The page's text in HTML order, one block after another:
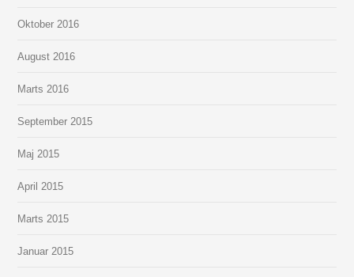
Oktober 2016
August 2016
Marts 2016
September 2015
Maj 2015
April 2015
Marts 2015
Januar 2015